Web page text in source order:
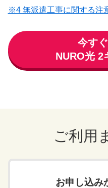
※4 無派遣工事に関する注
今す
NURO光 2
ご利用
お申し込み